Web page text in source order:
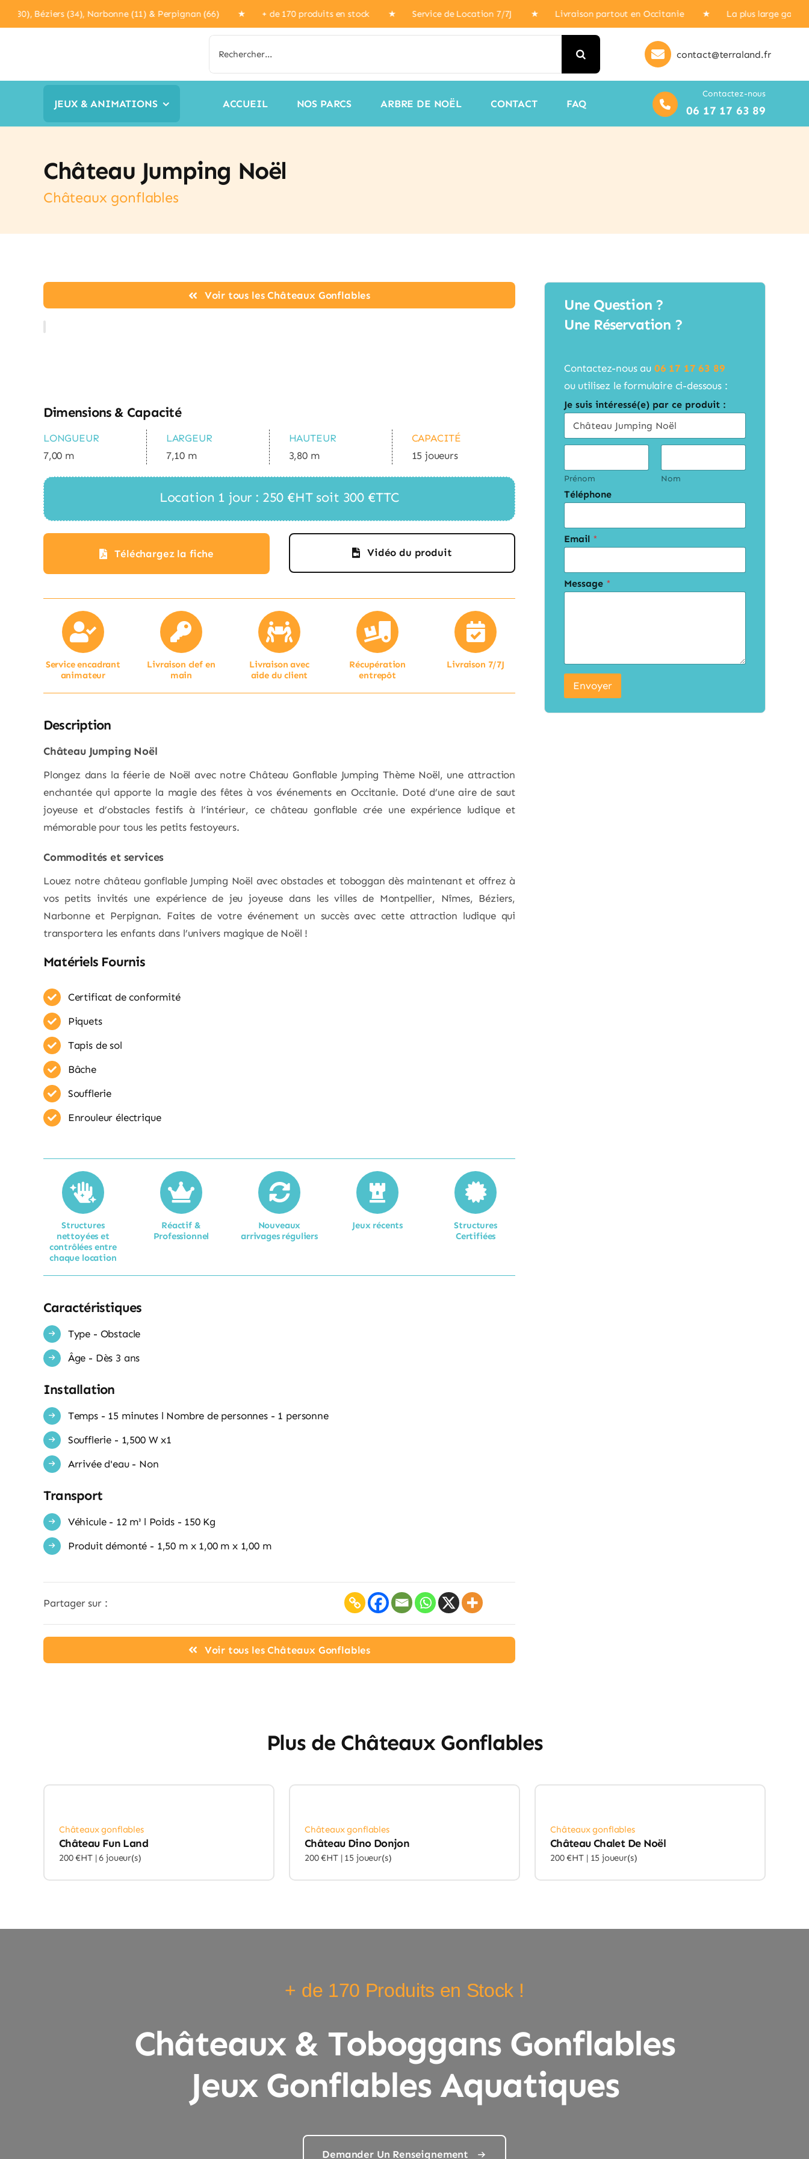
Passer
au
(30), Béziers (34), Narbonne (11) & Perpignan (66) ★ + de 170 produits en stock ★ Service de Location 7/7J ★ Livraison partout en Occitanie ★ La plus large gamme
contact@terraland.fr
JEUX & ANIMATIONS ACCUEIL NOS PARCS ARBRE DE NOËL CONTACT FAQ
Contactez-nous
06 17 17 63 89
Château Jumping Noël
Châteaux gonflables
Voir tous les Châteaux Gonflables
Dimensions & Capacité
LONGUEUR
7,00 m
LARGEUR
7,10 m
HAUTEUR
3,80 m
CAPACITÉ
15 joueurs
Location 1 jour : 250 €HT soit 300 €TTC
Téléchargez la fiche Vidéo du produit
Service encadrant
animateur
Livraison clef en
main
Livraison avec
aide du client
Récupération
entrepôt
Livraison 7/7J
Description
Château Jumping Noël
Plongez dans la féerie de Noël avec notre Château Gonflable Jumping Thème Noël, une attraction
enchantée qui apporte la magie des fêtes à vos événements en Occitanie. Doté d’une aire de saut
joyeuse et d’obstacles festifs à l’intérieur, ce château gonflable crée une expérience ludique et
mémorable pour tous les petits festoyeurs.
Commodités et services
Louez notre château gonflable Jumping Noël avec obstacles et toboggan dès maintenant et offrez à
vos petits invités une expérience de jeu joyeuse dans les villes de Montpellier, Nîmes, Béziers,
Narbonne et Perpignan. Faites de votre événement un succès avec cette attraction ludique qui
transportera les enfants dans l’univers magique de Noël !
Matériels Fournis
Certificat de conformité
Piquets
Tapis de sol
Bâche
Soufflerie
Enrouleur​ électrique
Structures
nettoyées et
contrôlées entre
chaque location​
Réactif &
Professionnel
Nouveaux
arrivages réguliers
Jeux récents
Structures
Certifiées
Caractéristiques
Type - Obstacle
Âge - Dès 3 ans
Installation
Temps - 15 minutes l Nombre de personnes - 1 personne
Soufflerie - 1,500 W x1
Arrivée d'eau - Non
Transport
Véhicule - 12 m³ l Poids - 150 Kg
Produit démonté - 1,50 m x 1,00 m x 1,00 m
Partager sur :
Voir tous les Châteaux Gonflables
Une Question ?
Une Réservation ?
Contactez-nous au 06 17 17 63 89
ou utilisez le formulaire ci-dessous :
Je suis intéressé(e) par ce produit :
C
v
i
i
t
s
*
Prénom Nom
Téléphone
Email *
Message *
Envoyer
Plus de Châteaux Gonflables
Châteaux gonflables
Château Fun Land
200 €HT | 6 joueur(s)
Châteaux gonflables
Château Dino Donjon
200 €HT | 15 joueur(s)
Châteaux gonflables
Château Chalet De Noël
200 €HT | 15 joueur(s)
+ de 170 Produits en Stock !
Châteaux & Toboggans Gonflables
Jeux Gonflables Aquatiques
Demander Un Renseignement